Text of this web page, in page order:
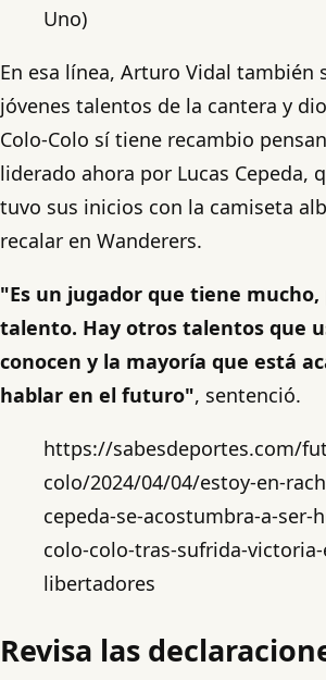
Uno)
En esa línea, Arturo Vidal también
jóvenes talentos de la cantera y
Colo-Colo sí tiene recambio
liderado ahora por Lucas Cepeda,
tuvo sus inicios con la camiseta
recalar en Wanderers.
"Es un jugador que tiene
talento. Hay otros talentos que
conocen y la mayoría que está
hablar en el futuro", sentenció.
https://sabesdeportes.com/
colo/2024/04/04/estoy-en-
cepeda-se-acostumbra-a-ser-
colo-colo-tras-sufrida-victoria-
libertadores
Revisa las